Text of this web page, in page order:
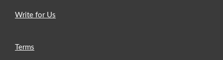
Write for Us
Terms